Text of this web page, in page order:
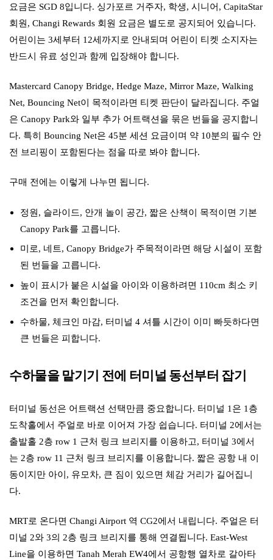
요금은 SGD 8입니다. 싱가포르 거주자, 학생, 시니어, CapitaStar
회원, Changi Rewards 회원 요금은 별도로 공지되어 있습니다.
어린이는 3세부터 12세까지로 안내되며 어린이 티켓 소지자는
반드시 유료 성인과 함께 입장해야 합니다.
Mastercard Canopy Bridge, Hedge Maze, Mirror Maze, Walking
Net, Bouncing Net이 목적이라면 티켓 판단이 달라집니다. 주얼
은 Canopy Park와 일부 추가 어트랙션을 묶은 번들을 공지합니
다. 특히 Bouncing Net은 45분 세션 요금이며 약 10분의 필수 안
전 브리핑이 포함된다는 점을 따로 봐야 합니다.
구매 전에는 이렇게 나누면 됩니다.
정원, 슬라이드, 안개 놀이 공간, 짧은 산책이 목적이면 기본
Canopy Park를 고릅니다.
미로, 네트, Canopy Bridge가 주목적이라면 해당 시설이 포함
된 번들을 고릅니다.
높이 표시가 붙은 시설을 아이와 이용하려면 110cm 최소 키
조건을 먼저 확인합니다.
수하물, 체크인 마감, 터미널 4 셔틀 시간이 이미 빠듯하다면
큰 번들은 피합니다.
수하물을 맡기기 전에 터미널 동선부터 잡기
터미널 동선은 어트랙션 선택만큼 중요합니다. 터미널 1은 1층
도착홀에서 주얼로 바로 이어져 가장 쉽습니다. 터미널 2에서는
출발홀 2층 row 1 근처 링크 브리지를 이용하고, 터미널 3에서
는 2층 row 11 근처 링크 브리지를 이용합니다. 짧은 공항 내 이
동이지만 아이, 유모차, 큰 짐이 있으면 체감 거리가 길어집니
다.
MRT로 온다면 Changi Airport 역 CG2에서 내립니다. 주얼은 터
미널 2와 3의 2층 링크 브리지를 통해 연결됩니다. East-West
Line을 이용하면 Tanah Merah EW4에서 공항행 열차로 갈아타